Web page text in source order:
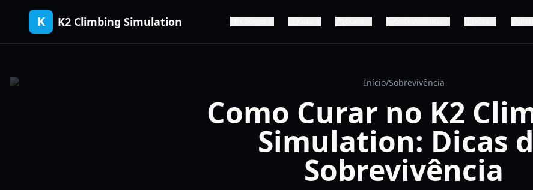
K K2 Climbing Simulation
Início/Sobrevivência
Como Curar no K2
Simulation: Dicas
Sobrevivência